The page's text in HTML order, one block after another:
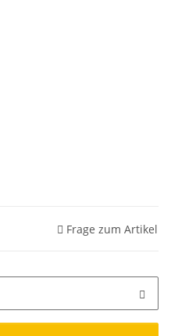
Frage zum Artikel